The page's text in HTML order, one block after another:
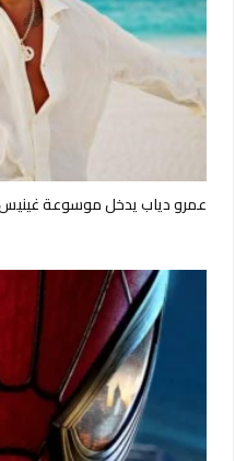
عمرو دياب يدخل موسوعة غينيس